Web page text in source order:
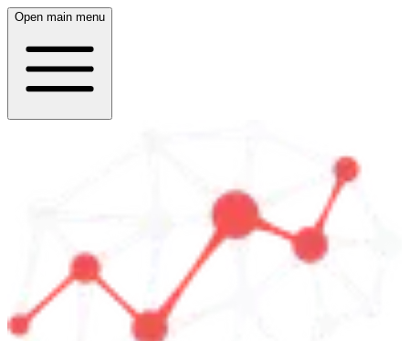
Open main menu